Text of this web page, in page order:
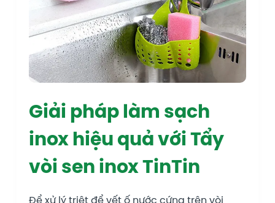
Giải pháp làm sạch
inox hiệu quả với Tẩy
vòi sen inox TinTin
Để xử lý triệt để vết ố nước cứng trên vòi